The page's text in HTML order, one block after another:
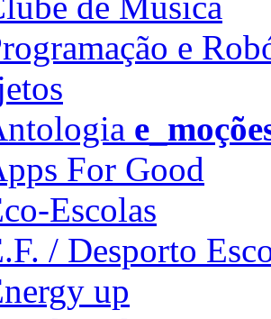
e
For Good
Escolas
/ Desporto
up